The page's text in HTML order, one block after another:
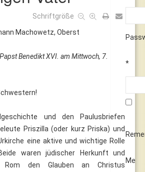
*
Me
Schriftgröße
Machowetz, Oberst
Benedikt XVI. am Mittwoch, 7.
und den Paulusbriefen
Priszilla (oder kurz Priska) und
eine aktive und wichtige Rolle
waren jüdischer Herkunft und
den Glauben an Christus